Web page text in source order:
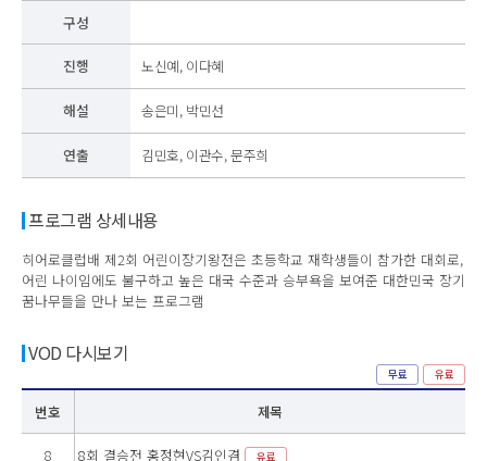
구성
진행 노신예, 이다혜
해설 송은미, 박민선
연출 김민호, 이관수, 문주희
프로그램 상세내용
히어로클럽배 제2회 어린이장기왕전은 초등학교 재학생들이 참가한 대회로,
어린 나이임에도 불구하고 높은 대국 수준과 승부욕을 보여준 대한민국 장기
꿈나무들을 만나 보는 프로그램
VOD 다시보기
번호 제목
8 8회 결승전 홍정현VS김인겸 유료
무료 유료